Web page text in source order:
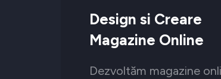
Design si Creare
Magazine Online
Dezvoltăm magazine